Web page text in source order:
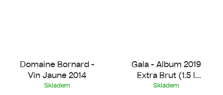
Domaine Bornard -
Vin Jaune 2014
Skladem
Gala - Album 2019
Extra Brut (1.5 l
Magnum)
Skladem